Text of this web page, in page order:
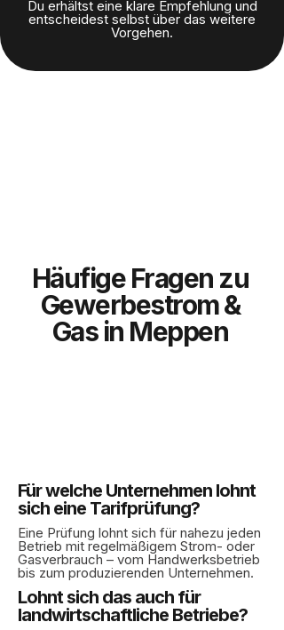
Du erhältst eine klare Empfehlung und
entscheidest selbst über das weitere
Vorgehen.
Häufige Fragen zu
Gewerbestrom &
Gas in Meppen
Für welche Unternehmen lohnt
sich eine Tarifprüfung?
Eine Prüfung lohnt sich für nahezu jeden
Betrieb mit regelmäßigem Strom- oder
Gasverbrauch – vom Handwerksbetrieb
bis zum produzierenden Unternehmen.
Lohnt sich das auch für
landwirtschaftliche Betriebe?